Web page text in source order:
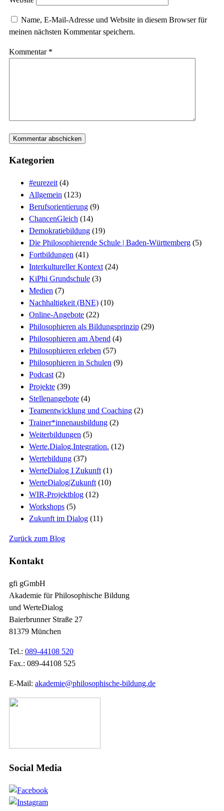
Name, E-Mail-Adresse und Website in diesem Browser für
meinen nächsten Kommentar speichern.
Kommentar *
Kategorien
#eurezeit (4)
Allgemein (123)
Berufsorientierung (9)
ChancenGleich (14)
Demokratiebildung (19)
Die Philosophierende Schule | Baden-Württemberg (5)
Fortbildungen (41)
Interkultureller Kontext (24)
KiPhi Grundschule (3)
Medien (7)
Nachhaltigkeit (BNE) (10)
Online-Angebote (22)
Philosophieren als Bildungsprinzip (29)
Philosophieren am Abend (4)
Philosophieren erleben (57)
Philosophieren in Schulen (9)
Podcast (2)
Projekte (39)
Stellenangebote (4)
Teamentwicklung und Coaching (2)
Trainer*innenausbildung (2)
Weiterbildungen (5)
Werte.Dialog.Integration. (12)
Wertebildung (37)
WerteDialog I Zukunft (1)
WerteDialog|Zukunft (10)
WIR-Projektblog (12)
Workshops (5)
Zukunft im Dialog (11)
Zurück zum Blog
Kontakt
gfi gGmbH
Akademie für Philosophische Bildung
und WerteDialog
Baierbrunner Straße 27
81379 München
Tel.: 089-44108 520
Fax.: 089-44108 525
E-Mail: akademie@philosophische-bildung.de
Social Media